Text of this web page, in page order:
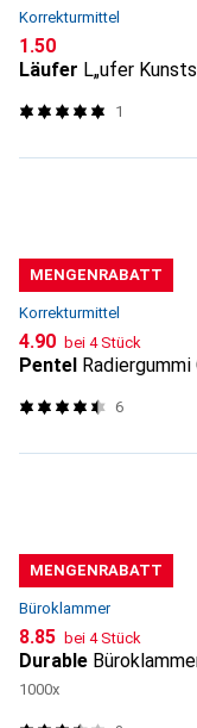
Korrekturmittel
CHF
1.50
Läufer L„ufer
1
MENGENRABATT
Korrekturmittel
CHF
4.90 bei 4 Stück
Pentel
6
MENGENRABATT
Büroklammer
CHF
8.85 bei 4 Stück
Durable
1000x